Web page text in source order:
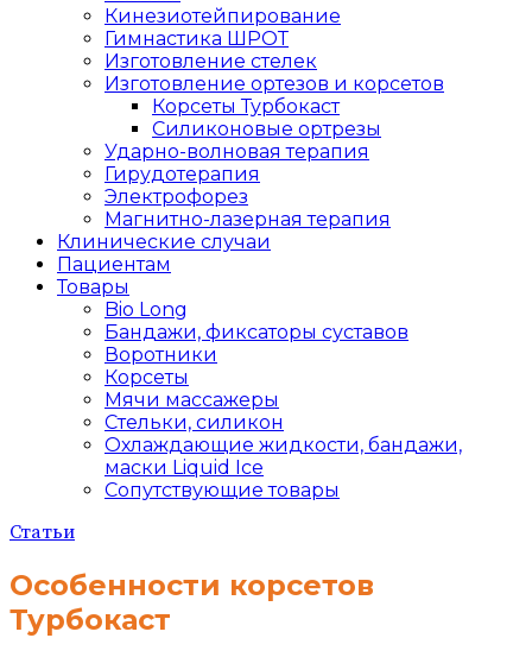
Кинезиотейпирование
Гимнастика ШРОТ
Изготовление стелек
Изготовление ортезов и корсетов
Корсеты Турбокаст
Силиконовые ортрезы
Ударно-волновая терапия
Гирудотерапия
Электрофорез
Магнитно-лазерная терапия
Клинические случаи
Пациентам
Товары
Bio Long
Бандажи, фиксаторы суставов
Воротники
Корсеты
Мячи массажеры
Стельки, силикон
Охлаждающие жидкости, бандажи,
маски Liquid Ice
Сопутствующие товары
Статьи
Особенности корсетов
Турбокаст